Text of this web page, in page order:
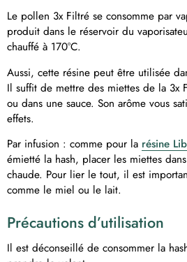
Le pollen 3x Filtré se consomme par
produit dans le réservoir du
chauffé à 170°C.
Aussi, cette résine peut être utilisée
Il suffit de mettre des miettes de la 3x
ou dans une sauce. Son arôme vous
effets.
Par infusion : comme pour la résine
émietté la hash, placer les miettes
chaude. Pour lier le tout, il est
comme le miel ou le lait.
Précautions d’utilisation
Il est déconseillé de consommer la